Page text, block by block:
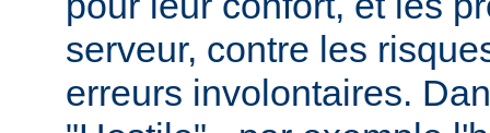
serveur, contre les
erreurs involontaires.